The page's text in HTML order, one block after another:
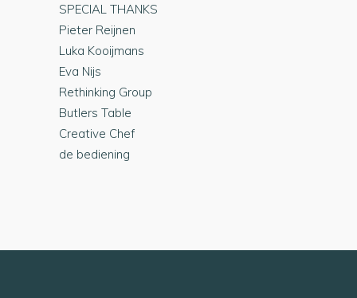
SPECIAL THANKS
Pieter Reijnen
Luka Kooijmans
Eva Nijs
Rethinking Group
Butlers Table
Creative Chef
de bediening